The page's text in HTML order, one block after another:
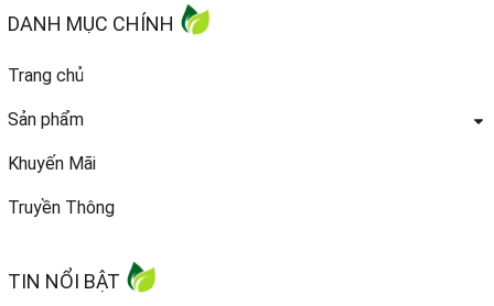
DANH MỤC CHÍNH
Trang chủ
Sản phẩm
Khuyến Mãi
Truyền Thông
TIN NỔI BẬT